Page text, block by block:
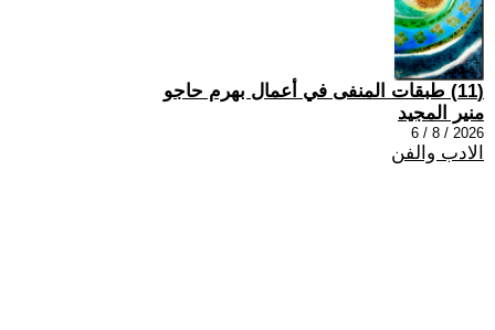
(11) طبقات المنفى في أعمال بهرم حاجو
منير المجيد
2026 / 8 / 6
الادب والفن